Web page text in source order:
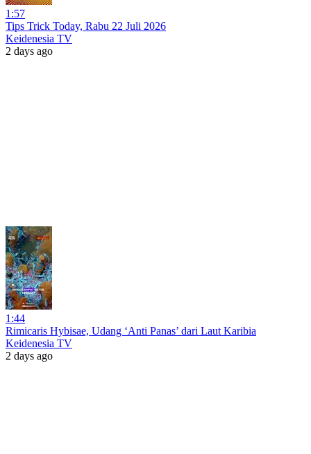
1:57
Tips Trick Today, Rabu 22 Juli 2026
Keidenesia TV
2 days ago
1:44
Rimicaris Hybisae, Udang ‘Anti Panas’ dari Laut Karibia
Keidenesia TV
2 days ago